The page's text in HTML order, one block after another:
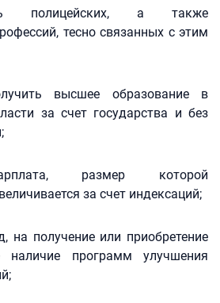
полицейских, а также
тесно связанных с этим
высшее образование в
за счет государства и без
размер которой
за счет индексаций;
на получение или приобретение
программ улучшения